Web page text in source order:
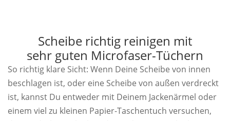
Scheibe richtig reinigen mit
sehr guten Microfaser-Tüchern
So richtig klare Sicht: Wenn Deine Scheibe von innen
beschlagen ist, oder eine Scheibe von außen verdreckt
ist, kannst Du entweder mit Deinem Jackenärmel oder
einem viel zu kleinen Papier-Taschentuch versuchen,